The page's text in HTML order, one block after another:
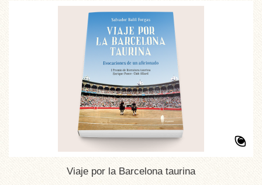
Viaje por la Barcelona taurina